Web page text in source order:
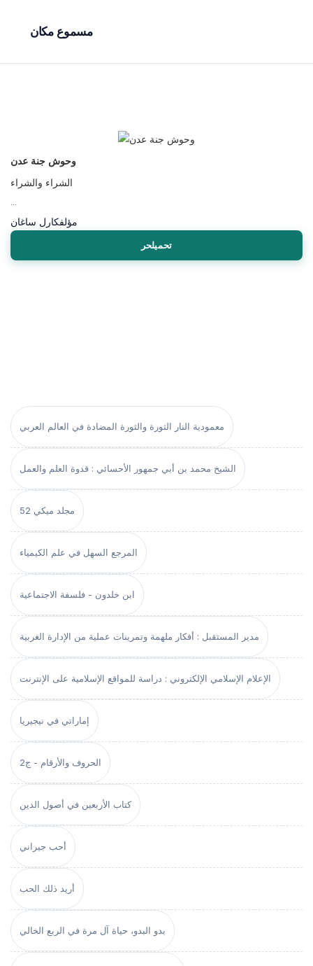
مسموع مكان
معمودية النار الثورة والثورة المضادة في العالم العربي
الشيخ محمد بن أبي جمهور الأحسائي : قدوة العلم والعمل
مجلد ميكي 52
المرجع السهل في علم الكيمياء
ابن خلدون - فلسفة الاجتماعية
مدير المستقبل : أفكار ملهمة وتمرينات عملية من الإدارة الغربية
الإعلام الإسلامي الإلكتروني : دراسة للمواقع الإسلامية على الإنترنت
إماراتي في نيجيريا
الحروف والأرقام - ج2
كتاب الأربعين في أصول الدين
أحب جيراني
أريد ذلك الحب
بدو البدو، حياة آل مرة في الربع الخالي
وحوش جنة عدن
الشراء والشراء
مؤلفكارل ساغان
تحميلحر